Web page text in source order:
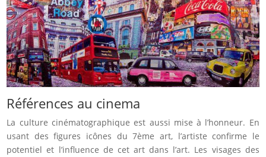
Références au cinema
La culture cinématographique est aussi mise à l’honneur. En
usant des figures icônes du 7ème art, l’artiste confirme le
potentiel et l’influence de cet art dans l’art. Les visages des